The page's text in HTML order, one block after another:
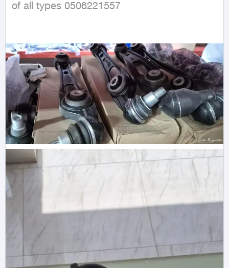
of all types 0506221557